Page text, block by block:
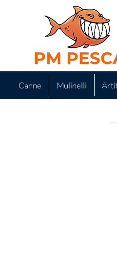
PM
Canne Mulinelli